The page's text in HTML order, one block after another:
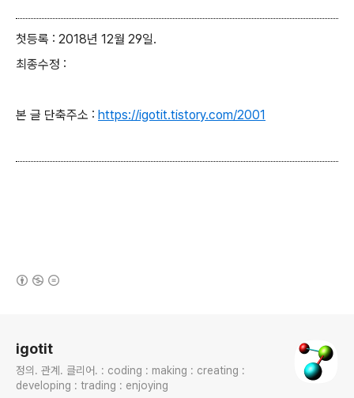
첫등록 : 2018년 12월 29일.
최종수정 :
본 글 단축주소 : https://igotit.tistory.com/2001
igotit
정의. 관계. 클리어. : coding : making : creating :
developing : trading : enjoying